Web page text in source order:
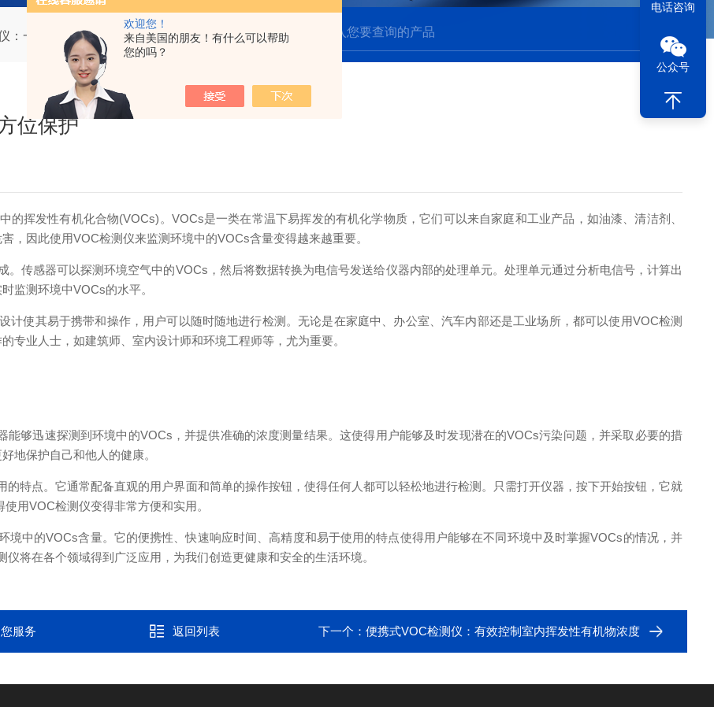
欢迎您！
来自美国的朋友！有什么可以帮助
您的吗？
：一触即知，全方位保护
位保护
挥发性有机化合物(VOCs)。VOCs是一类在常温下易挥发的有机化学物质，它们可以来自家庭和工业产品，如油漆、清洁剂、
，因此使用VOC检测仪来监测环境中的VOCs含量变得越来越重要。
感器可以探测环境空气中的VOCs，然后将数据转换为电信号发送给仪器内部的处理单元。处理单元通过分析电信号，计算出
监测环境中VOCs的水平。
计使其易于携带和操作，用户可以随时随地进行检测。无论是在家庭中、办公室、汽车内部还是工业场所，都可以使用VOC检测
专业人士，如建筑师、室内设计师和环境工程师等，尤为重要。
迅速探测到环境中的VOCs，并提供准确的浓度测量结果。这使得用户能够及时发现潜在的VOCs污染问题，并采取必要的措
地保护自己和他人的健康。
点。它通常配备直观的用户界面和简单的操作按钮，使得任何人都可以轻松地进行检测。只需打开仪器，按下开始按钮，它就
用VOC检测仪变得非常方便和实用。
中的VOCs含量。它的便携性、快速响应时间、高精度和易于使用的特点使得用户能够在不同环境中及时掌握VOCs的情况，并
将在各个领域得到广泛应用，为我们创造更健康和安全的生活环境。
服务 返回列表 下一个：便携式VOC检测仪：有效控制室内挥发性有机物浓度
电话咨询
公众号